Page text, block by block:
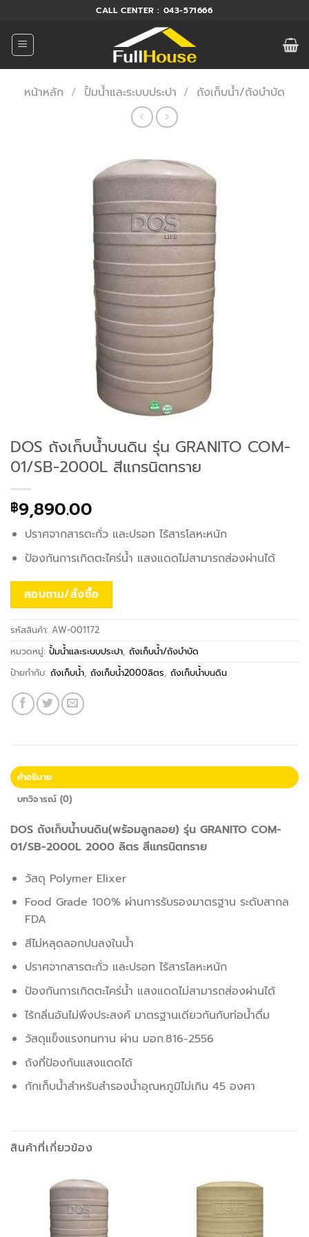
ยัง
เนื้อหา
CALL CENTER : 043-571666
หน้าหลัก / ปั้มน้ำและระบบประปา / ถังเก็บน้ำ/ถังบำบัด
DOS ถังเก็บน้ำบนดิน รุ่น GRANITO COM-
01/SB-2000L สีแกรนิตทราย
฿9,890.00
ปราศจากสารตะกั่ว และปรอท ไร้สารโลหะหนัก
ป้องกันการเกิดตะไคร่น้ำ แสงแดดไม่สามารถส่องผ่านได้
สอบถาม/สั่งซื้อ
รหัสสินค้า: AW-001172
หมวดหมู่: ปั้มน้ำและระบบประปา, ถังเก็บน้ำ/ถังบำบัด
ป้ายกำกับ: ถังเก็บน้ำ, ถังเก็บน้ำ2000ลิตร, ถังเก็บน้ำบนดิน
คำอธิบาย
บทวิจารณ์ (0)
DOS ถังเก็บน้ำบนดิน(พร้อมลูกลอย) รุ่น GRANITO COM-
01/SB-2000L 2000 ลิตร สีแกรนิตทราย
วัสดุ Polymer Elixer
Food Grade 100% ผ่านการรับรองมาตรฐาน ระดับสากล
FDA
สีไม่หลุดลอกปนลงในน้ำ
ปราศจากสารตะกั่ว และปรอท ไร้สารโลหะหนัก
ป้องกันการเกิดตะไคร่น้ำ แสงแดดไม่สามารถส่องผ่านได้
ไร้กลิ่นอันไม่พึงประสงค์ มาตรฐานเดียวกันกับท่อน้ำดื่ม
วัสดุแข็งแรงทนทาน ผ่าน มอก.816-2556
ถังที่ป้องกันแสงแดดได้
กักเก็บน้ำสำหรับสำรองน้ำอุณหภูมิไม่เกิน 45 องศา
สินค้าที่เกี่ยวข้อง